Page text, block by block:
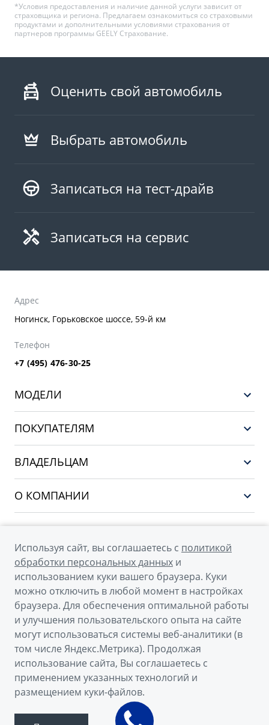
*Условия предоставления и наличие данной услуги зависит от
страховщика и региона. Предлагаем ознакомиться со страховыми
продуктами и дополнительными условиями страхования от
партнеров программы GEELY Страхование.
Оценить свой автомобиль
Выбрать автомобиль
Записаться на тест-драйв
Записаться на сервис
Адрес
Ногинск, Горьковское шоссе, 59-й км
Телефон
+7 (495) 476-30-25
МОДЕЛИ
EX5
PREFACE
CITYRAY
ATLAS
OKAVANGO
MONJARO
ПОКУПАТЕЛЯМ
ВЛАДЕЛЬЦАМ
О КОМПАНИИ
Новости
Наша команда
Правовая информация
Контакты
Мы в соцсетях
© 2026
Официальный сайт Geely в России
Политика обработки персональных данных
Правовая информация
Используя сайт, вы соглашаетесь с политикой
обработки персональных данных и
использованием куки вашего браузера. Куки
можно отключить в любой момент в настройках
браузера. Для обеспечения оптимальной работы
и улучшения пользовательского опыта на сайте
могут использоваться системы веб-аналитики (в
том числе Яндекс.Метрика). Продолжая
использование сайта, Вы соглашаетесь с
применением указанных технологий и
размещением куки-файлов.